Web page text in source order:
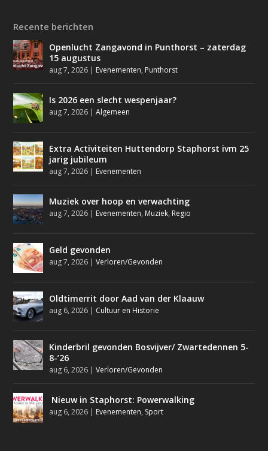
Recente berichten
Openlucht Zangavond in Punthorst – zaterdag
15 augustus
aug 7, 2026 | Evenementen, Punthorst
Is 2026 een slecht wespenjaar?
aug 7, 2026 |Algemeen
Extra Activiteiten Huttendorp Staphorst ivm 25
jarig jubileum
aug 7, 2026 | Evenementen
Muziek over hoop en verwachting
aug 7, 2026 | Evenementen, Muziek, Regio
Geld gevonden
aug 7, 2026 |Verloren/Gevonden
Oldtimerrit door Aad van der Klaauw
aug 6, 2026 | Cultuur en Historie
Kinderbril gevonden Bosvijver/ Zwartedennen 5-
8-’26
aug 6, 2026 |Verloren/Gevonden
Nieuw in Staphorst: Powerwalking
aug 6, 2026 | Evenementen, Sport